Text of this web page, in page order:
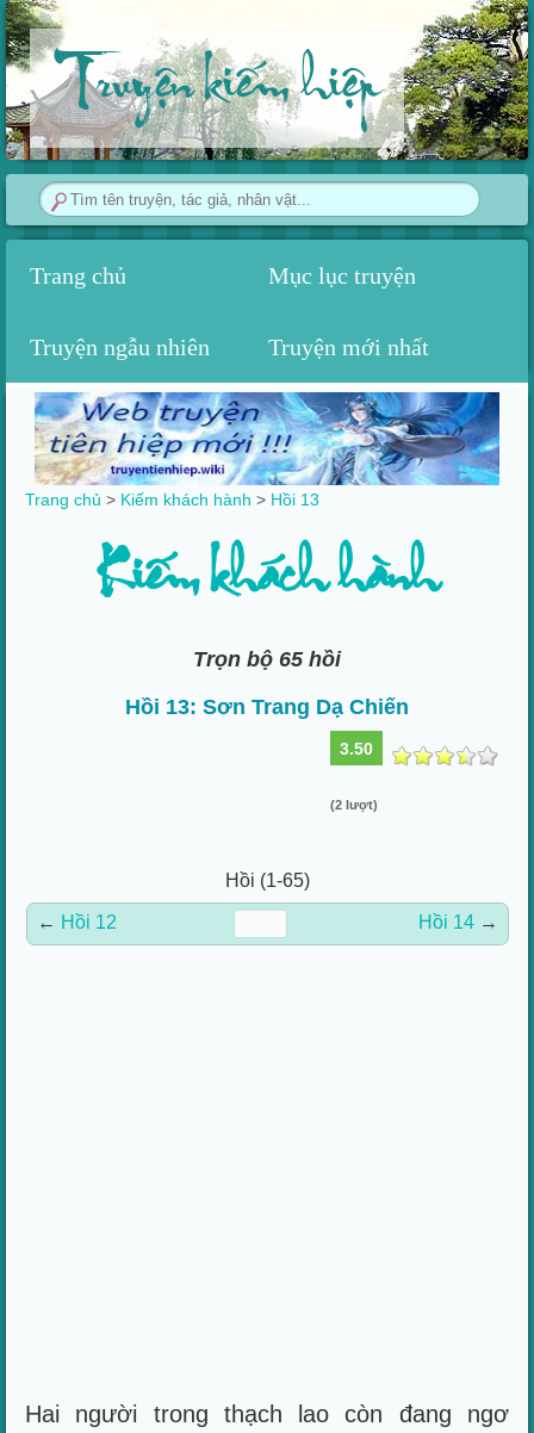
Truyện kiếm hiệp
Trang chủ Mục lục truyện
Truyện ngẫu nhiên Truyện mới nhất
Trang chủ > Kiếm khách hành > Hồi 13
Kiếm khách hành
Trọn bộ 65 hồi
Hồi 13: Sơn Trang Dạ Chiến
3.50
(2 lượt)
Hồi (1-65)
← Hồi 12 Hồi 14 →
Hai người trong thạch lao còn đang ngơ